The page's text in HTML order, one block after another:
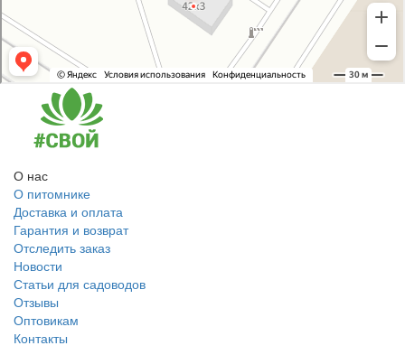
О нас
О питомнике
Доставка и оплата
Гарантия и возврат
Отследить заказ
Новости
Статьи для садоводов
Отзывы
Оптовикам
Контакты